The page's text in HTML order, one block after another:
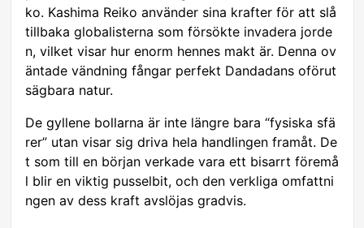
ko. Kashima Reiko använder sina krafter för att slå
tillbaka globalisterna som försökte invadera jorde
n, vilket visar hur enorm hennes makt är. Denna ov
äntade vändning fångar perfekt Dandadans oförut
sägbara natur.
De gyllene bollarna är inte längre bara “fysiska sfä
rer” utan visar sig driva hela handlingen framåt. De
t som till en början verkade vara ett bisarrt föremå
l blir en viktig pusselbit, och den verkliga omfattni
ngen av dess kraft avslöjas gradvis.